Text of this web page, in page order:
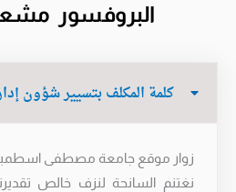
البروفسور
كلمة المكلف بتسيير شؤون
زوار موقع جامعة مصطفى
نغتنم السانحة لنزف خالص